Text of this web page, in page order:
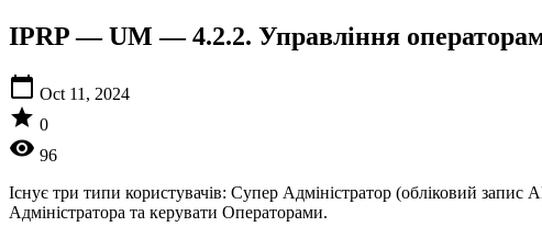
IPRP — UM — 4.2.2. Управління
calendar_today Oct 11, 2024
star 0
visibility 96
Існує три типи користувачів: Супер Адміністратор (обліковий
Адміністратора та керувати Операторами.